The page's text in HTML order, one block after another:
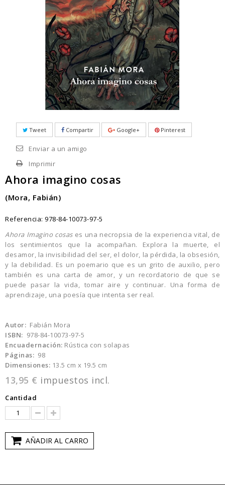
Tweet Compartir Google+ Pinterest
Enviar a un amigo
Imprimir
Ahora imagino cosas
(Mora, Fabián)
Referencia: 978-84-10073-97-5
Ahora Imagino cosases una necropsia de la experiencia vital, de
los sentimientos que la acompañan. Explora la muerte, el
desamor, la invisibilidad del ser, el dolor, la pérdida, la obsesión,
y la debilidad. Es un poemario que es un grito de auxilio, pero
también es una carta de amor, y un recordatorio de que se
puede pasar la vida, tomar aire y continuar. Una forma de
aprendizaje, una poesía que intenta ser real.
Autor: Fabián Mora
ISBN: 978-84-10073-97-5
Encuadernación: Rústica con solapas
Páginas: 98
Dimensiones: 13.5 cm x 19.5 cm
13,95 € impuestos incl.
Cantidad
AÑADIR AL CARRO